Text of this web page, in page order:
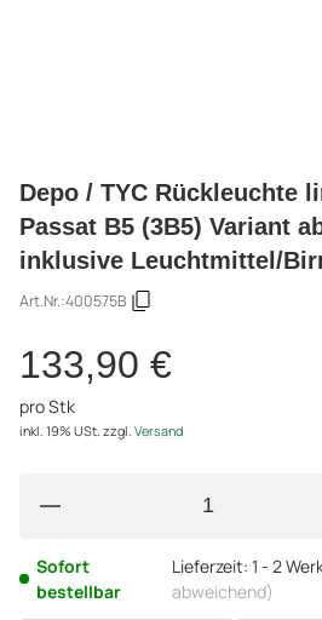
Depo / TYC Rückleuchte
Passat B5 (3B5) Variant
inklusive Leuchtmittel/
Art.Nr.:400575B
133,90 €
pro Stk
inkl. 19% USt. zzgl. Versand
Sofort
bestellbar
Lieferzeit: 1 - 2
abweichend)